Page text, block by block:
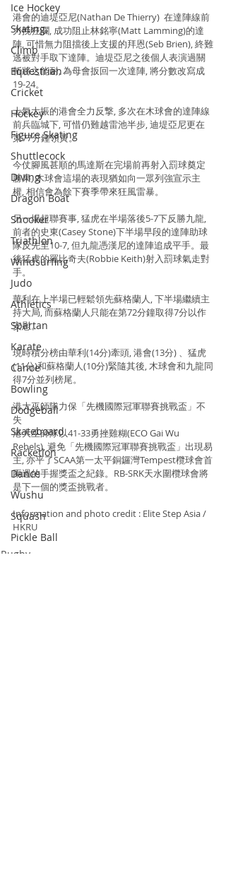
Ice Hockey
Skating
Climb
Equestrian
Cricket
Hockey
Figure Skating
Shuttlecock
Diving
Dragon Boat
Snooker
Triathlon
Windsurfing
Judo
Athletics
Spartan
Karate
Canoe
Bowling
Dodgeball
Skateboard
Racketlon
Dance
Wushu
Squash
Pickle Ball
Padel Tennis
港會的迪堤亞尼(Nathan De Thierry)  在達陣線前
力挽狂瀾, 成功阻止林銘寧(Matt Lamming)的達
陣, 可惜無力阻擋後上支援的拜恩(Seb Brien), 終難
逃被對手取下達陣。迪堤亞尼之後個人表演過關
斬將之能耐, 為母會扳回一次達陣, 將分數改寫成
19-24。
士氣大振的港會全力反撃, 多次在木球會的達陣線
前兵臨城下, 可惜仍難越雷池半步, 迪堤亞尼更在
第77分鐘領黃。
今仗腳風甚順的馬達斯在完場前再射入罰球奠定
勝果, 木球會這場的表現猶如向一眾列強宣示主
權, 相信會為餘下賽季帶來狂風雷暴。
另一場超聯賽事, 猛虎在半場落後5-7下反勝九龍,
前者的史東(Casey Stone)下半場早段的達陣助球
隊反先至10-7, 但九龍憑漢尼的達陣追成平手。最
後猛虎的羅比奇夫(Robbie Keith)射入罰球氣走對
手。
華利在上半場已輕鬆領先蘇格蘭人, 下半場繼續主
持大局, 而蘇格蘭人只能在第72分鐘取得7分以作
安慰。
現時積分榜由華利(14分)牽頭, 港會(13分) 、猛虎
(11分)和蘇格蘭人(10分)緊隨其後, 木球會和九龍同
得7分並列榜尾。
港大巫師隊力保「先機國際冠軍聯賽挑戰盃」不
失
港大巫師隊以41-33勇挫雞糊(ECO Gai Wu
Rebels), 避免「先機國際冠軍聯賽挑戰盃」出現易
主, 亦平了SCAA第一太平銅鑼灣Tempest欖球會首
兩週的手握獎盃之紀錄。RB-SRK天水圍欖球會將
是下一個的獎盃挑戰者。
Information and photo credit : Elite Step Asia /
HKRU
Rugby